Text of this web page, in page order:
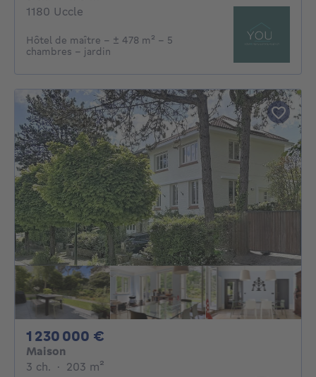
1180 Uccle
Hôtel de maître – ± 478 m² – 5
chambres – jardin
1 230 000 €
Maison
3 ch. 3 chambres
· 203 m²